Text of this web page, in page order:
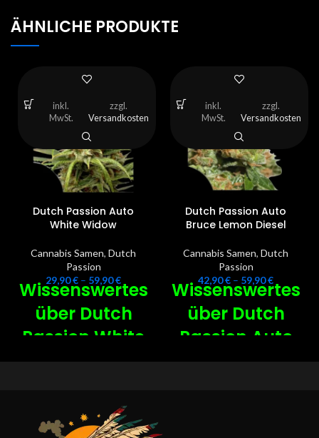
ÄHNLICHE PRODUKTE
Dutch Passion Auto
White Widow
Cannabis Samen, Dutch
Passion
29,90€ – 59,90€
Wissenswertes
über Dutch
Passion White
Widow
🏜️
White Widow Autoflower ist
inkl.
MwSt.
zzgl.
Versandkosten
Dutch Passion Auto
Bruce Lemon Diesel
Cannabis Samen, Dutch
Passion
42,90€ – 59,90€
Wissenswertes
über Dutch
Passion Auto
Bruce Lemon
inkl.
MwSt.
zzgl.
Versandkosten